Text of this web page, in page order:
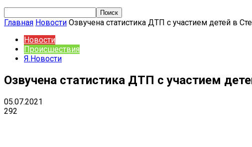
Главная Новости Озвучена статистика ДТП с участием детей в
Новости
Происшествия
Я.Новости
Озвучена статистика ДТП с участием
05.07.2021
292